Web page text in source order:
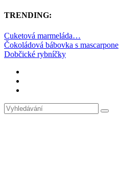
TRENDING:
Cuketová marmeláda…
Čokoládová bábovka s mascarpone
Dobčické rybníčky